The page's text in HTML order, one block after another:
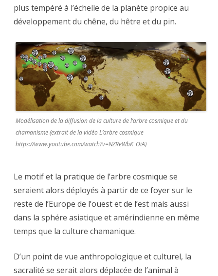
plus tempéré à l’échelle de la planète propice au
développement du chêne, du hêtre et du pin.
Modélisation de la diffusion de la culture de l’arbre cosmique et du
chamanisme (extrait de la vidéo L’arbre cosmique
https://www.youtube.com/watch?v=NZReWbK_OiA)
Le motif et la pratique de l’arbre cosmique se
seraient alors déployés à partir de ce foyer sur le
reste de l’Europe de l’ouest et de l’est mais aussi
dans la sphére asiatique et amérindienne en même
temps que la culture chamanique.
D’un point de vue anthropologique et culturel, la
sacralité se serait alors déplacée de l’animal à